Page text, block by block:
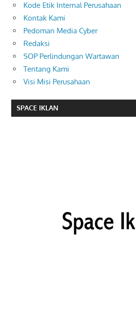
Kode Etik Internal Perusahaan
Kontak Kami
Pedoman Media Cyber
Redaksi
SOP Perlindungan Wartawan
Tentang Kami
Visi Misi Perusahaan
SPACE IKLAN